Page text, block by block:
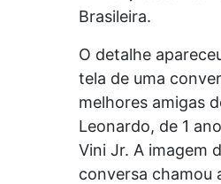
Brasileira.
O detalhe
tela de uma
melhores amigas
Leonardo, de 1
Vini Jr. A imagem
conversa chamou